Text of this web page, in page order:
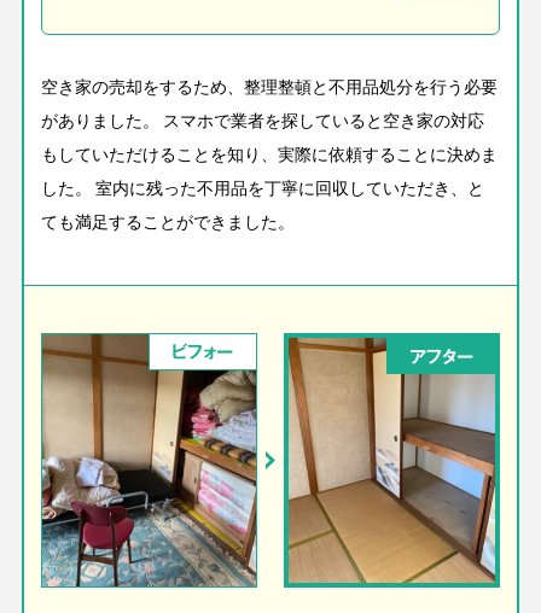
空き家の売却をするため、整理整頓と不用品処分を行う必要
がありました。 スマホで業者を探していると空き家の対応
もしていただけることを知り、実際に依頼することに決めま
した。 室内に残った不用品を丁寧に回収していただき、と
ても満足することができました。
ビフォー アフター